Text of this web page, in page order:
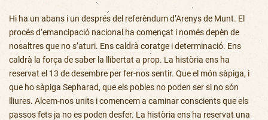
Hi ha un abans i un després del referèndum d’Arenys de Munt. El
procés d’emancipació nacional ha començat i només depèn de
nosaltres que no s’aturi. Ens caldrà coratge i determinació. Ens
caldrà la força de saber la llibertat a prop. La història ens ha
reservat el 13 de desembre per fer-nos sentir. Que el món sàpiga, i
que ho sàpiga Sepharad, que els pobles no poden ser si no són
lliures. Alcem-nos units i comencem a caminar conscients que els
passos fets ja no es poden desfer. La història ens ha reservat una